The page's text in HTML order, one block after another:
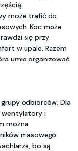
może trafić do
Koc może
się przy
w upale. Razem
umie organizować
odbiorców. Dla
wentylatory i
można
masowego
bo są